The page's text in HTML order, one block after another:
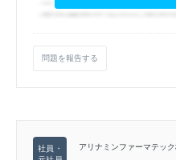
問題を報告する
アリナミンファーマテッ